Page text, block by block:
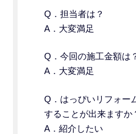
Q．担当者は？
A．大変満足
Q．今回の施工金額は
A．大変満足
Q．はっぴいリフォー
することが出来ますか
A．紹介したい